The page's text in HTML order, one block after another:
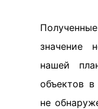
значение
нашей
объектов
не